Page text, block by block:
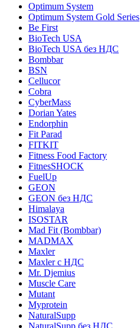
Optimum System
Optimum System Gold Series
Be First
BioTech USA
BioTech USA без НДС
Bombbar
BSN
Cellucor
Cobra
CyberMass
Dorian Yates
Endorphin
Fit Parad
FITKIT
Fitness Food Factory
FitnesSHOCK
FuelUp
GEON
GEON без НДС
Himalaya
ISOSTAR
Mad Fit (Bombbar)
MADMAX
Maxler
Maxler с НДС
Mr. Djemius
Muscle Care
Mutant
Myprotein
NaturalSupp
NaturalSupp без НДС